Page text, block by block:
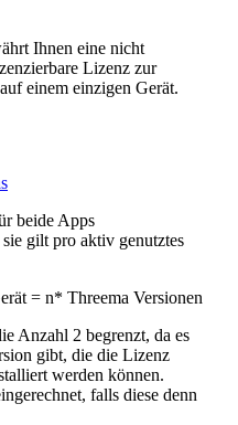
Ihnen eine nicht
Lizenz zur
einem einzigen Gerät.
beide Apps
gilt pro aktiv genutztes
= n* Threema Versionen
Anzahl 2 begrenzt, da es
gibt, die die Lizenz
werden können.
falls diese denn